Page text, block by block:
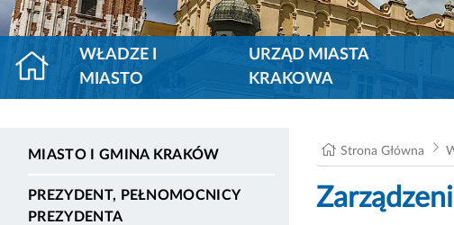
WŁADZE I
MIASTO
URZĄD MIASTA
KRAKOWA
MIASTO I GMINA KRAKÓW
PREZYDENT, PEŁNOMOCNICY
PREZYDENTA
Strona Główna